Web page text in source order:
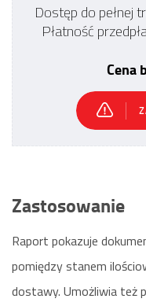
Dostęp do pełnej
Płatność
Cena
Zastosowanie
Raport pokazuje
pomiędzy stanem
dostawy. Umożliwia też